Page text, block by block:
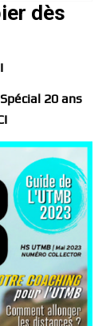
dès
20 ans